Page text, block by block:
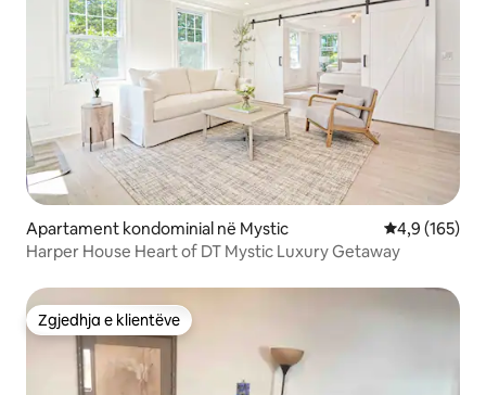
Apartament kondominial në Mystic Vlerësimi
4,9 (165)
Harper House Heart of DT Mystic Luxury Getaway
Zgjedhja e klientëve
Zgjedhja e klientëve